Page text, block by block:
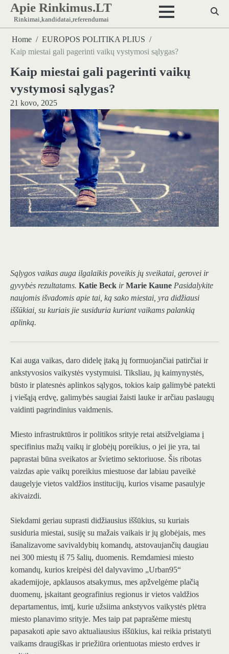
Skip
content
Apie Rinkimus.LT
Rinkimai,kandidatai,referendumai
Home
EUROPOS POLITIKA PLIUS
Kaip miestai gali pagerinti vaikų vystymosi sąlygas?
Kaip miestai gali pagerinti vaikų
vystymosi sąlygas?
21 kovo, 2025
Sąlygos vaikas auga ilgalaikis poveikis jų sveikatai, gerovei ir
gyvybės rezultatams. Katie Beck ir Marie Kaune Pasidalykite
naujomis išvadomis apie tai, ką sako miestai, yra didžiausi
iššūkiai, su kuriais jie susiduria kuriant vaikams palankią
aplinką.
Kai auga vaikas, daro didelę įtaką jų formuojančiai patirčiai ir
ankstyvosios vaikystės vystymuisi. Tiksliau, jų kaimynystės,
būsto ir platesnės aplinkos sąlygos, tokios kaip galimybė patekti
į viešąją erdvę, galimybės saugiai žaisti lauke ir arčiau paslaugų
vaidinti pagrindinius vaidmenis.
Miesto infrastruktūros ir politikos srityje retai atsižvelgiama į
specifinius mažų vaikų ir globėjų poreikius, o jei jie yra, tai
paprastai būna sveikatos ar švietimo sektoriuose. Šis ribotas
vaizdas apie vaikų poreikius miestuose dar labiau paveikė
daugelyje vietos valdžios institucijų, kurios visame pasaulyje
akivaizdi.
Siekdami geriau suprasti didžiausius iššūkius, su kuriais
susiduria miestai, susiję su mažais vaikais ir jų globėjais, mes
išanalizavome savivaldybių komandų, atstovaujančių daugiau
nei 300 miestų iš 75 šalių, duomenis. Remdamiesi miesto
komandų, kurios kreipėsi dėl dalyvavimo „Urban95“
akademijoje, apklausos atsakymus, mes apžvelgėme plačią
duomenų, įskaitant geografinius regionus ir vietos valdžios
departamentus, imtį, kurie užsiima ankstyvos vaikystės plėtra
miesto planavimo srityje. Mes taip pat paprašėme miestų
papasakoti apie savo aktualiausius iššūkius, kai reikia pristatyti
vaikams draugiškas ir priežiūra orientuotas miesto erdves ir